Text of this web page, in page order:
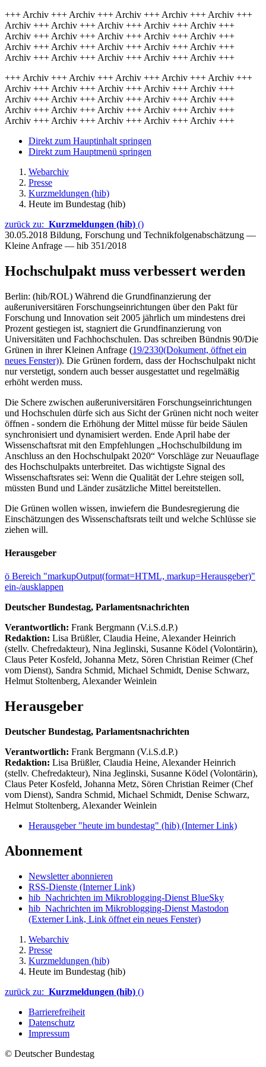
+++ Archiv +++ Archiv +++ Archiv +++ Archiv +++ Archiv +++
Archiv +++ Archiv +++ Archiv +++ Archiv +++ Archiv +++
Archiv +++ Archiv +++ Archiv +++ Archiv +++ Archiv +++
Archiv +++ Archiv +++ Archiv +++ Archiv +++ Archiv +++
Archiv +++ Archiv +++ Archiv +++ Archiv +++ Archiv +++
+++ Archiv +++ Archiv +++ Archiv +++ Archiv +++ Archiv +++
Archiv +++ Archiv +++ Archiv +++ Archiv +++ Archiv +++
Archiv +++ Archiv +++ Archiv +++ Archiv +++ Archiv +++
Archiv +++ Archiv +++ Archiv +++ Archiv +++ Archiv +++
Archiv +++ Archiv +++ Archiv +++ Archiv +++ Archiv +++
Direkt zum Hauptinhalt springen
Direkt zum Hauptmenü springen
Webarchiv
Presse
Kurzmeldungen (hib)
Heute im Bundestag (hib)
zurück zu: Kurzmeldungen (hib) ()
30.05.2018 Bildung, Forschung und Technikfolgenabschätzung —
Kleine Anfrage — hib 351/2018
Hochschulpakt muss verbessert werden
Berlin: (hib/ROL) Während die Grundfinanzierung der
außeruniversitären Forschungseinrichtungen über den Pakt für
Forschung und Innovation seit 2005 jährlich um mindestens drei
Prozent gestiegen ist, stagniert die Grundfinanzierung von
Universitäten und Fachhochschulen. Das schreiben Bündnis 90/Die
Grünen in ihrer Kleinen Anfrage (19/2330(Dokument, öffnet ein
neues Fenster)). Die Grünen fordern, dass der Hochschulpakt nicht
nur verstetigt, sondern auch besser ausgestattet und regelmäßig
erhöht werden muss.
Die Schere zwischen außeruniversitären Forschungseinrichtungen
und Hochschulen dürfe sich aus Sicht der Grünen nicht noch weiter
öffnen - sondern die Erhöhung der Mittel müsse für beide Säulen
synchronisiert und dynamisiert werden. Ende April habe der
Wissenschaftsrat mit den Empfehlungen „Hochschulbildung im
Anschluss an den Hochschulpakt 2020“ Vorschläge zur Neuauflage
des Hochschulpakts unterbreitet. Das wichtigste Signal des
Wissenschaftsrates sei: Wenn die Qualität der Lehre steigen soll,
müssten Bund und Länder zusätzliche Mittel bereitstellen.
Die Grünen wollen wissen, inwiefern die Bundesregierung die
Einschätzungen des Wissenschaftsrats teilt und welche Schlüsse sie
ziehen will.
Herausgeber
ö Bereich "markupOutput(format=HTML, markup=Herausgeber)"
ein-/ausklappen
Deutscher Bundestag, Parlamentsnachrichten
Verantwortlich: Frank Bergmann (V.i.S.d.P.)
Redaktion: Lisa Brüßler, Claudia Heine, Alexander Heinrich
(stellv. Chefredakteur), Nina Jeglinski, Susanne Ködel (Volontärin),
Claus Peter Kosfeld, Johanna Metz, Sören Christian Reimer (Chef
vom Dienst), Sandra Schmid, Michael Schmidt, Denise Schwarz,
Helmut Stoltenberg, Alexander Weinlein
Herausgeber
Deutscher Bundestag, Parlamentsnachrichten
Verantwortlich: Frank Bergmann (V.i.S.d.P.)
Redaktion: Lisa Brüßler, Claudia Heine, Alexander Heinrich
(stellv. Chefredakteur), Nina Jeglinski, Susanne Ködel (Volontärin),
Claus Peter Kosfeld, Johanna Metz, Sören Christian Reimer (Chef
vom Dienst), Sandra Schmid, Michael Schmidt, Denise Schwarz,
Helmut Stoltenberg, Alexander Weinlein
Herausgeber "heute im bundestag" (hib) (Interner Link)
Abonnement
Newsletter abonnieren
RSS-Dienste (Interner Link)
hib_Nachrichten im Mikroblogging-Dienst BlueSky
hib_Nachrichten im Mikroblogging-Dienst Mastodon
(Externer Link, Link öffnet ein neues Fenster)
Webarchiv
Presse
Kurzmeldungen (hib)
Heute im Bundestag (hib)
zurück zu: Kurzmeldungen (hib) ()
Barrierefreiheit
Datenschutz
Impressum
© Deutscher Bundestag